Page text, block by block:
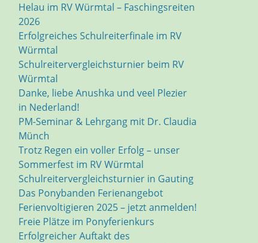
Helau im RV Würmtal – Faschingsreiten
2026
Erfolgreiches Schulreiterfinale im RV
Würmtal
Schulreitervergleichsturnier beim RV
Würmtal
Danke, liebe Anushka und veel Plezier
in Nederland!
PM-Seminar & Lehrgang mit Dr. Claudia
Münch
Trotz Regen ein voller Erfolg – unser
Sommerfest im RV Würmtal
Schulreitervergleichsturnier in Gauting
Das Ponybanden Ferienangebot
Ferienvoltigieren 2025 – jetzt anmelden!
Freie Plätze im Ponyferienkurs
Erfolgreicher Auftakt des